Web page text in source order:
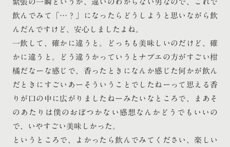
緊張の一瞬というか、違いのわからない男なので、これで
飲んでみて「…？」になったらどうしようと思いながら飲
んだんですけど、安心しましたよね。
一飲して、確かに違うと。どっちも美味しいのだけど、確
かに違うと。どう違うかっていうとナプエの方がすごい柑
橘だなーな感じで、香ったときになんか感じた何かが飲ん
だときにすごいあーそういうことでしたねーって思える香
りが口の中に広がりましたねーみたいなところで、まあそ
のあたりは僕のおぼつかない感想なんかどうでもいいの
で、いやすごい美味しかった。
というところで、よかったら飲んでみてください、楽しい